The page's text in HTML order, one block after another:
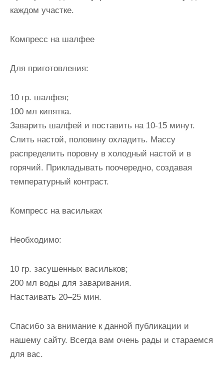
каждом участке.
Компресс на шалфее
Для приготовления:
10 гр. шалфея;
100 мл кипятка.
Заварить шалфей и поставить на 10-15 минут.
Слить настой, половину охладить. Массу
распределить поровну в холодный настой и в
горячий. Прикладывать поочередно, создавая
температурный контраст.
Компресс на васильках
Необходимо:
10 гр. засушенных васильков;
200 мл воды для заваривания.
Настаивать 20–25 мин.
Спасибо за внимание к данной публикации и
нашему сайту. Всегда вам очень рады и стараемся
для вас.